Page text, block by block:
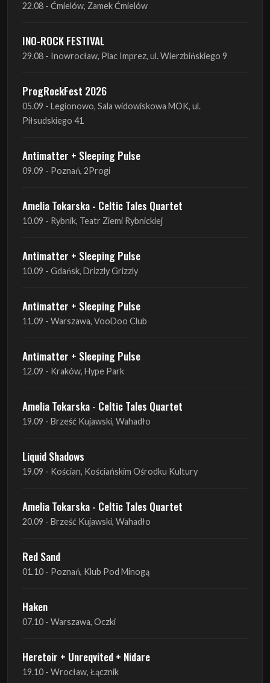
22.08 - Ćmielów, Zamek Ćmielów
INO-ROCK FESTIVAL
29.08 - Inowrocław, Plac Imprez, ul. Wierzbińskiego 9
ProgRockFest 2026
05.09 - Legionowo, Sala widowiskowa MOK, ul.
Piłsudskiego 41
Antimatter + Sleeping Pulse
09.09 - Poznań, 2Progi
Amelia Tokarska - Celtic Tales Quartet
10.09 - Rybnik, Teatr Ziemi Rybnickiej
Antimatter + Sleeping Pulse
10.09 - Gdańsk, Drizzly Grizzly
Antimatter + Sleeping Pulse
11.09 - Warszawa, VooDoo Club
Antimatter + Sleeping Pulse
12.09 - Kraków, Hype Park
Amelia Tokarska - Celtic Tales Quartet
19.09 - Brześć Kujawski, Wahadło
Liquid Shadows
19.09 - Kościan, Kościańskim Ośrodku Kultury
Amelia Tokarska - Celtic Tales Quartet
20.09 - Brześć Kujawski, Wahadło
Red Sand
01.10 - Poznań, Klub Pod Minogą
Haken
07.10 - Warszawa, Oczki
Heretoir + Unreqvited + Nidare
19.10 - Wrocław, Łącznik